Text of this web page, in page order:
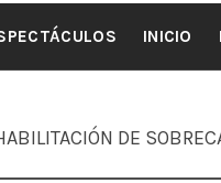
INICIO
DE